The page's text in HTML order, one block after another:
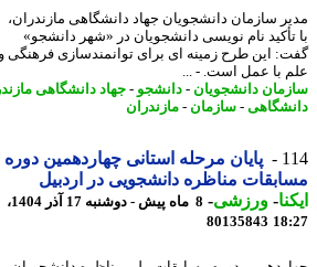
سازمان دانشجویان جهاد دانشگاهی مازندران،
نام نویسی دانشجویان در «شهر دانشجو»
این طرح زمینه ای برای توانمندسازی فرهنگی و
با عمل است. - ...
دانشجویان-دانشجو-جهاد دانشگاهی مازندران-
-سازمان -مازندران
پایان مرحله استانی چهاردهمین دوره
مناظره دانشجویی در اردبیل
-ورزشی-
8 ماه پیش - دوشنبه 17 آذر 1404،
80135843